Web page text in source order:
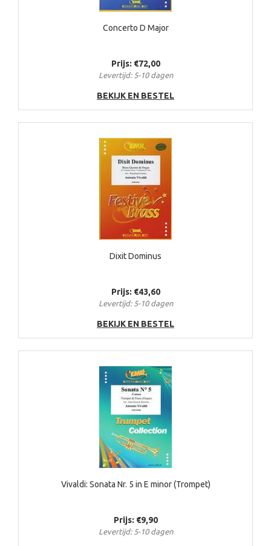
Concerto D Major
Prijs: €72,00
Levertijd: 5-10 dagen
BEKIJK EN BESTEL
Dixit Dominus
Prijs: €43,60
Levertijd: 5-10 dagen
BEKIJK EN BESTEL
Vivaldi: Sonata Nr. 5 in E minor (Trompet)
Prijs: €9,90
Levertijd: 5-10 dagen